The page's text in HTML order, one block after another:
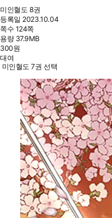
미인혈도 8권
등록일 2023.10.04
쪽수 124쪽
용량 37.9MB
300원
대여
미인혈도 7권 선택